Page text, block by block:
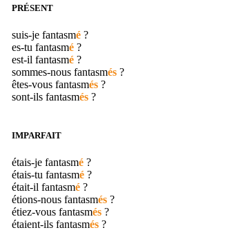
PRÉSENT
suis-je fantasmé ?
es-tu fantasmé ?
est-il fantasmé ?
sommes-nous fantasmés ?
êtes-vous fantasmés ?
sont-ils fantasmés ?
IMPARFAIT
étais-je fantasmé ?
étais-tu fantasmé ?
était-il fantasmé ?
étions-nous fantasmés ?
étiez-vous fantasmés ?
étaient-ils fantasmés ?